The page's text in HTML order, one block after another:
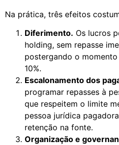
Na prática, três efeitos
Diferimento. Os lucros
holding, sem repasse
postergando o
10%.
Escalonamento dos
programar repasses à
que respeitem o limite
pessoa jurídica
retenção na fonte.
Organização e